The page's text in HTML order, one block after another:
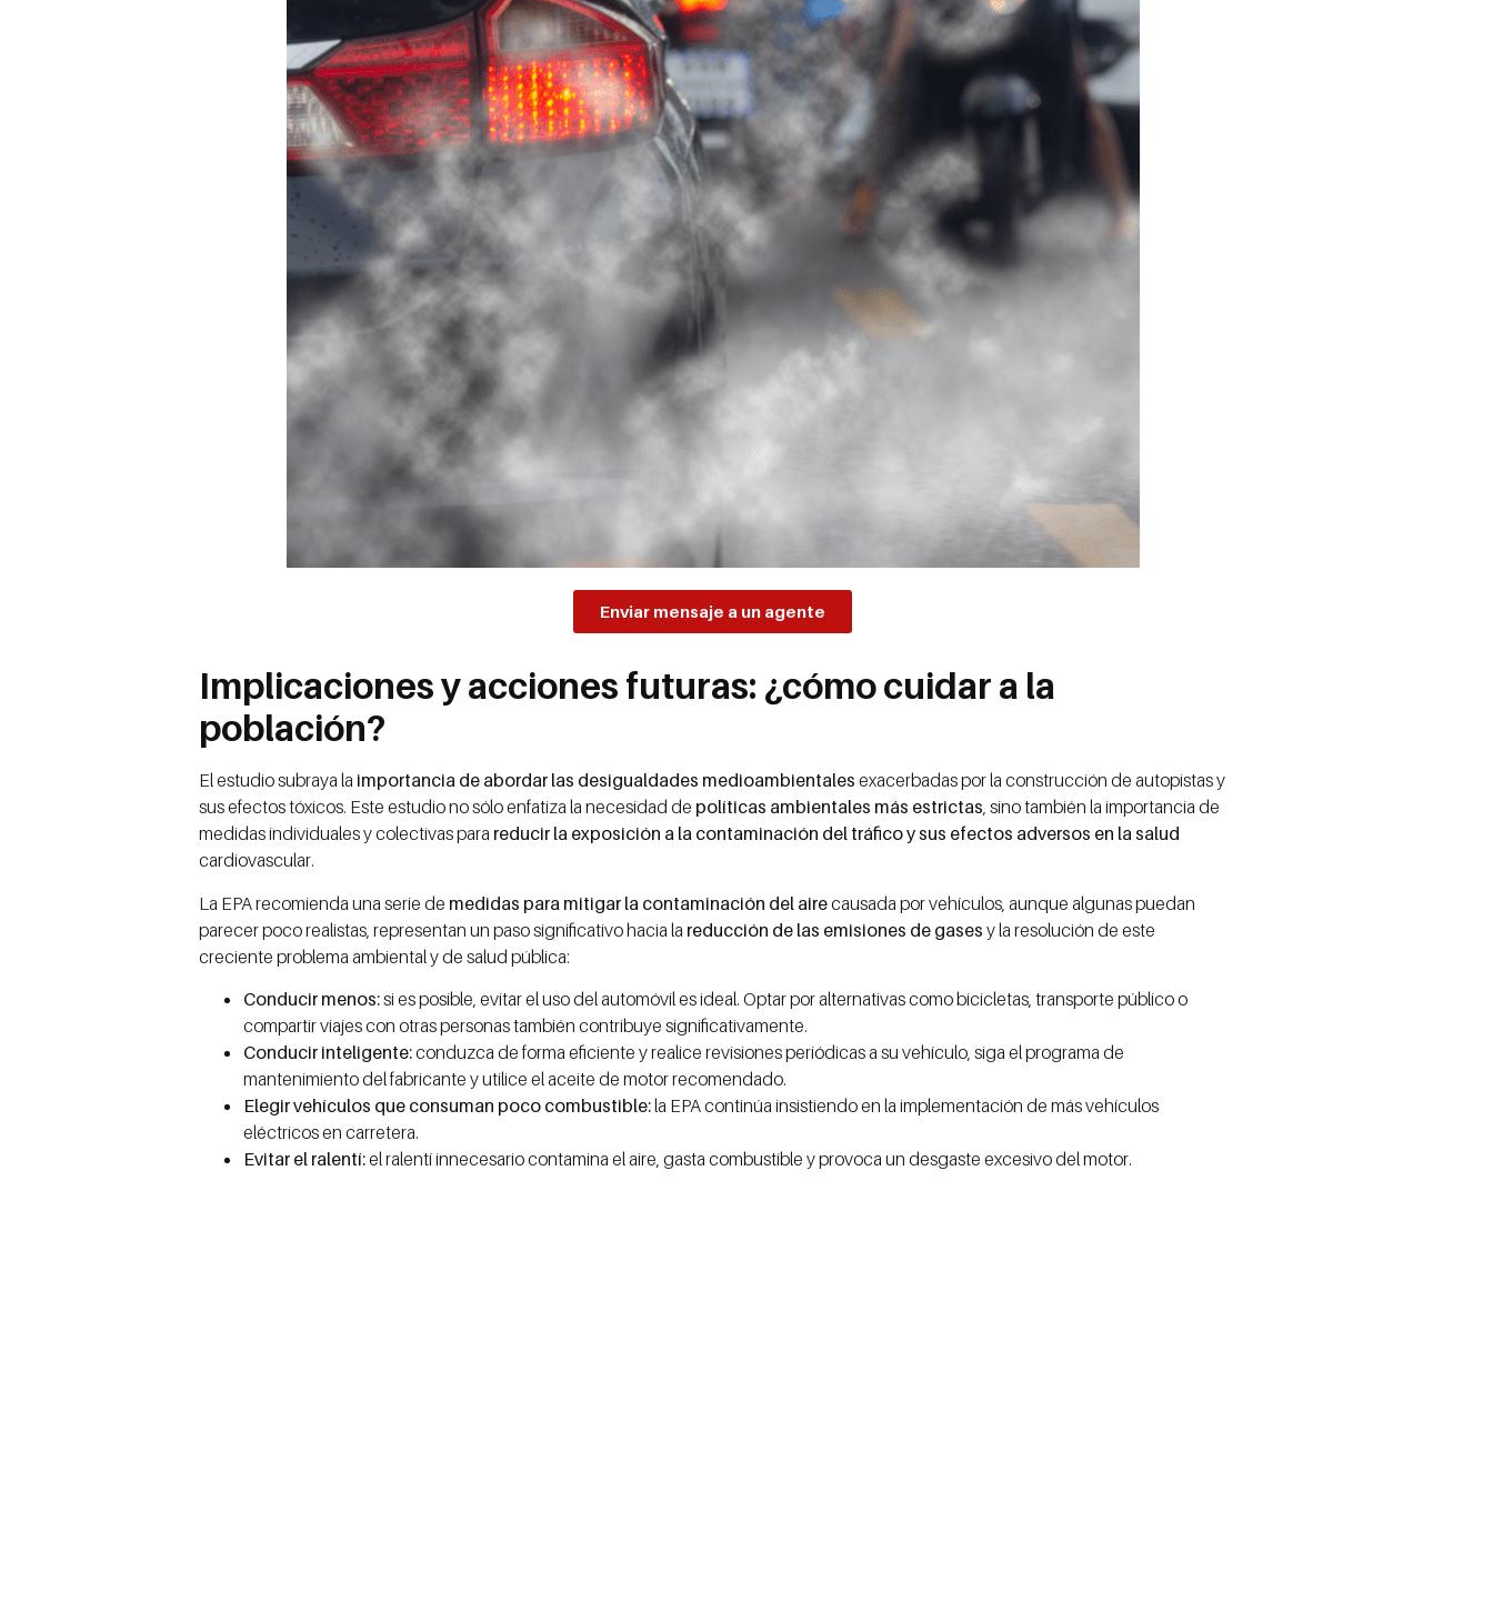
Enviar mensaje a un agente
Implicaciones y acciones futuras: ¿cómo cuidar a la
población?
El estudio subraya la importancia de abordar las desigualdades medioambientalesexacerbadas por la construcción de autopistas y
sus efectos tóxicos. Este estudio no sólo enfatiza la necesidad de políticas ambientales más estrictas, sino también la importancia de
medidas individuales y colectivas para reducir la exposición a la contaminación del tráfico y sus efectos adversos en la salud
cardiovascular.
La EPA recomienda una serie de medidas para mitigar la contaminación del airecausada por vehículos, aunque algunas puedan
parecer poco realistas, representan un paso significativo hacia la reducción de las emisiones de gasesy la resolución de este
creciente problema ambiental y de salud pública:
Conducir menos:si es posible, evitar el uso del automóvil es ideal. Optar por alternativas como bicicletas, transporte público o
compartir viajes con otras personas también contribuye significativamente.
Conducir inteligente:conduzca de forma eficiente y realice revisiones periódicas a su vehículo, siga el programa de
mantenimiento del fabricante y utilice el aceite de motor recomendado.
Elegir vehículos que consuman poco combustible:la EPA continúa insistiendo en la implementación de más vehículos
eléctricos en carretera.
Evitar el ralentí:el ralentí innecesario contamina el aire, gasta combustible y provoca un desgaste excesivo del motor.